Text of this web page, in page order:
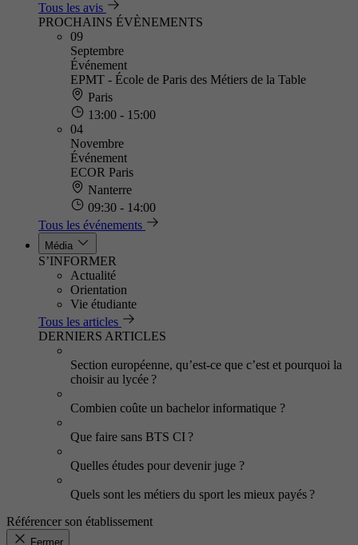
Tous les avis
PROCHAINS ÉVÈNEMENTS
09
Septembre
Événement
EPMT - École de Paris des Métiers de la Table
Paris
13:00 - 15:00
04
Novembre
Événement
ECOR Paris
Nanterre
09:30 - 14:00
Tous les événements
Média
S’INFORMER
Actualité
Orientation
Vie étudiante
Tous les articles
DERNIERS ARTICLES
Section européenne, qu’est-ce que c’est et pourquoi la
choisir au lycée ?
Combien coûte un bachelor informatique ?
Que faire sans BTS CI ?
Quelles études pour devenir juge ?
Quels sont les métiers du sport les mieux payés ?
Référencer son établissement
Fermer